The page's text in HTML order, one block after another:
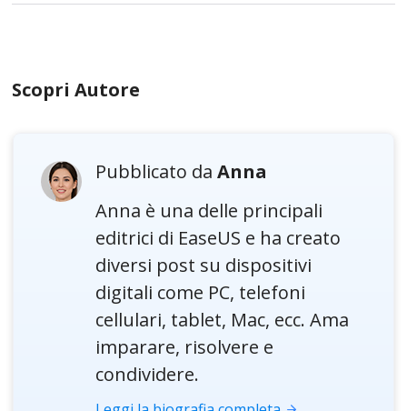
Scopri Autore
Pubblicato daAnna
Anna è una delle principali
editrici di EaseUS e ha creato
diversi post su dispositivi
digitali come PC, telefoni
cellulari, tablet, Mac, ecc. Ama
imparare, risolvere e
condividere.